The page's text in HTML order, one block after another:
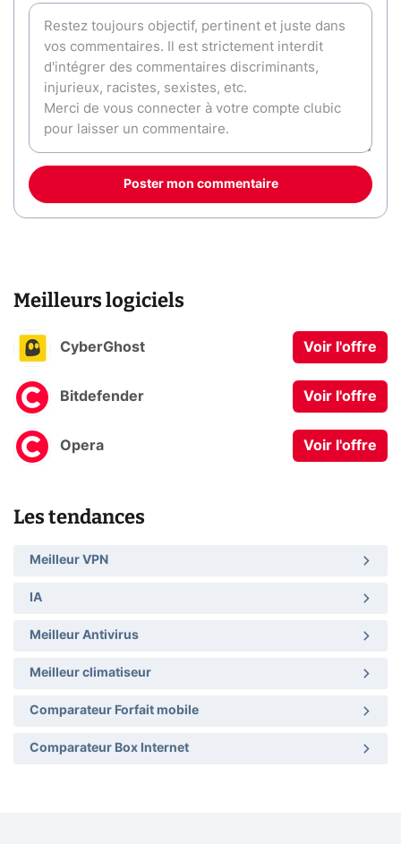
Poster mon commentaire
Meilleurs logiciels
CyberGhost Voir l'offre
Bitdefender Voir l'offre
Opera Voir l'offre
Les tendances
Meilleur VPN
IA
Meilleur Antivirus
Meilleur climatiseur
Comparateur Forfait mobile
Comparateur Box Internet